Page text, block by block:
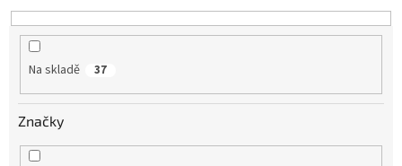
t
ů
Na skladě 37
Značky